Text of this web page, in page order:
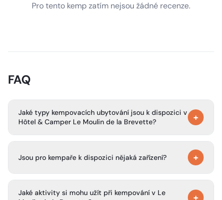
Pro tento kemp zatím nejsou žádné recenze.
FAQ
Jaké typy kempovacích ubytování jsou k dispozici v
Hôtel & Camper Le Moulin de la Brevette?
+
obytná auta a přírodní parcely v klidném a stinném
Jsou pro kempaře k dispozici nějaká zařízení? +
základní umývací prostory a podle dostupnosti i služby
Jaké aktivity si mohu užít při kempování v Le
+